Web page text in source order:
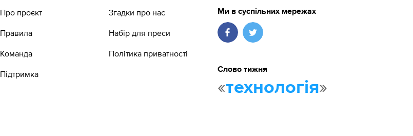
Про проєкт
Правила
Команда
Підтримка
Згадки про нас
Набір для преси
Політика приватності
Ми в суспільних мережах
Слово тижня
«технологія»